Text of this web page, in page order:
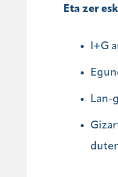
Eta zer
I+G
Lan-